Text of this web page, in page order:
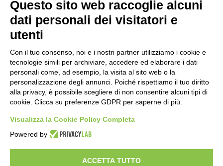
Importo netto (€):
Calcola
Scorporo IVA
Importo lordo (€):
Questo sito web raccoglie alcuni
dati personali dei visitatori e
utenti
Con il tuo consenso, noi e i nostri partner utilizziamo i cookie e
tecnologie simili per archiviare, accedere ed elaborare i dati
personali come, ad esempio, la visita al sito web o la
personalizzazione degli annunci. Poiché rispettiamo il tuo diritto
alla privacy, è possibile scegliere di non consentire alcuni tipi di
cookie. Clicca su preferenze GDPR per saperne di più.
Visualizza la Cookie Policy Completa
Powered by
ACCETTA TUTTO